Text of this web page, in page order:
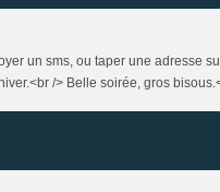
un sms, ou taper une adresse
/> Belle soirée, gros